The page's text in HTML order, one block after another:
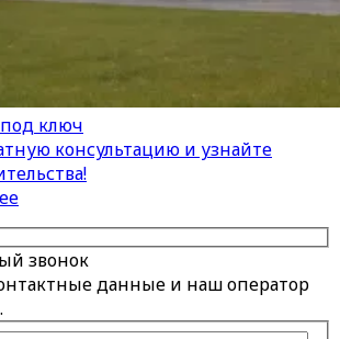
ключ
консультацию и узнайте
звонок
данные и наш оператор